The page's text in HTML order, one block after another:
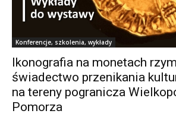
Konferencje, szkolenia, wykłady
Ikonografia na monetach
świadectwo przenikania
na tereny pogranicza
Pomorza